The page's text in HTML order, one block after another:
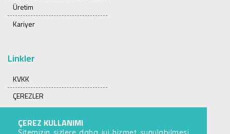
Üretim
Kariyer
Linkler
KVKK
ÇEREZLER
ÇEREZ KULLANIMI